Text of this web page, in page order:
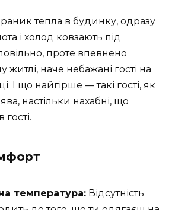
тепла в будинку, одразу
і холод ковзають під
проте впевнено
житлі, наче небажані гості на
І що найгірше — такі гості, як
настільки нахабні, що
гості.
температура: Відсутність